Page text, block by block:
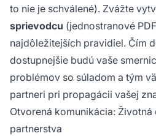
to nie je schválené). Zvážte
sprievodcu (jednostranové
najdôležitejších pravidiel. Čím
dostupnejšie budú vaše
problémov so súladom a tým
partneri pri propagácii vašej
Otvorená komunikácia: Životná
partnerstva